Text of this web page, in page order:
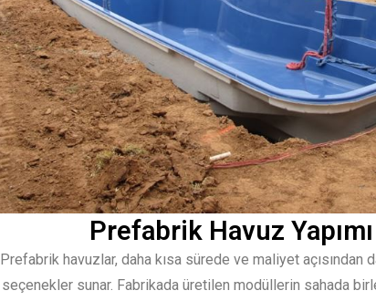
Prefabrik Havuz Yapımı
Prefabrik havuzlar, daha kısa sürede ve maliyet açısından
seçenekler sunar. Fabrikada üretilen modüllerin sahada